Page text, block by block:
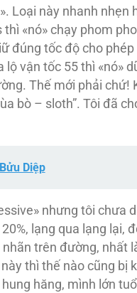
Loại này nhanh nhẹn
«nó» chạy phom
đúng tốc độ cho
vận tốc 55 thì «nó»
Thế mới phải chứ!
bò – sloth”. Tôi đã
Diệp
nhưng tôi chưa
lạng qua lạng lại,
trên đường, nhất
thì thế nào cũng bị
hăng, mình lớn